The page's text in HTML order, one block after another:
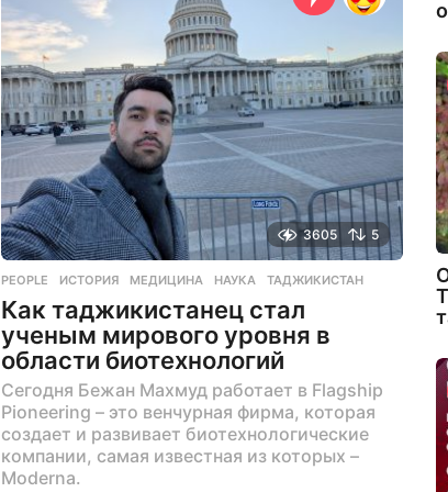
л
а
з
а
д
3605 5
PEOPLE ИСТОРИЯ ,МЕДИЦИНА ,НАУКА ,ТАДЖИКИСТАН
Как таджикистанец стал
ученым мирового уровня в
области биотехнологий
Сегодня Бежан Махмуд работает в Flagship
Pioneering – это венчурная фирма, которая
создает и развивает биотехнологические
компании, самая известная из которых –
Moderna.